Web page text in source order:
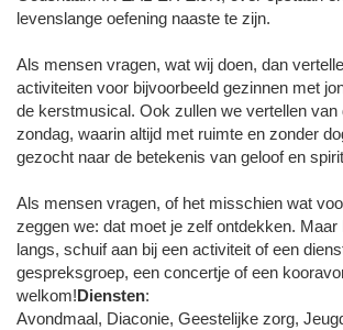
levenslange oefening naaste te zijn.
Als mensen vragen, wat wij doen, dan
activiteiten voor bijvoorbeeld gezinnen met
de kerstmusical. Ook zullen we vertellen van
zondag, waarin altijd met ruimte en zonder
gezocht naar de betekenis van geloof en
Als mensen vragen, of het misschien wat
zeggen we: dat moet je zelf ontdekken.
langs, schuif aan bij een activiteit of een
gespreksgroep, een concertje of een
welkom!Diensten:
Avondmaal, Diaconie, Geestelijke zorg,